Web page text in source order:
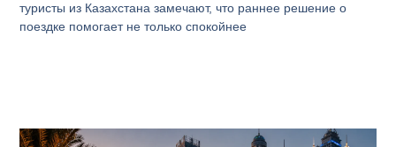
туристы из Казахстана замечают, что раннее решение о
поездке помогает не только спокойнее